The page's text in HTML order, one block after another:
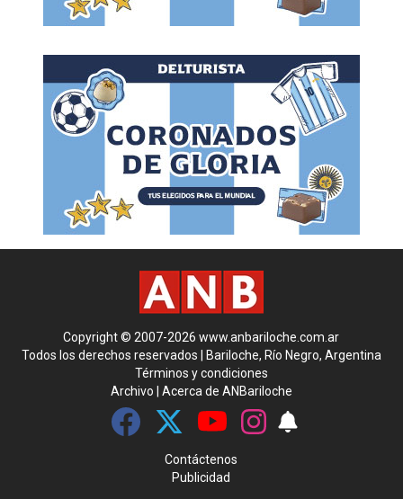
Copyright © 2007-2026 www.anbariloche.com.ar
Todos los derechos reservados | Bariloche, Río Negro, Argentina
Términos y condiciones
Archivo
Acerca de ANBariloche
Contáctenos
Publicidad